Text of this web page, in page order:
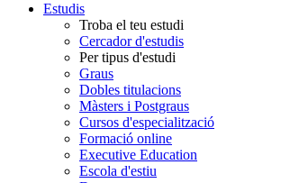
Estudis
Troba el teu estudi
Cercador d'estudis
Per tipus d'estudi
Graus
Dobles titulacions
Màsters i Postgraus
Cursos d'especialització
Formació online
Executive Education
Escola d'estiu